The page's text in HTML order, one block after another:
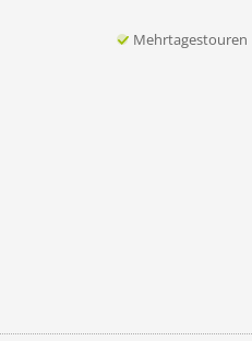
Mehrtagestouren